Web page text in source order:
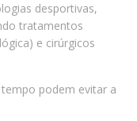
desportivas,
tratamentos
e cirúrgicos
podem evitar a